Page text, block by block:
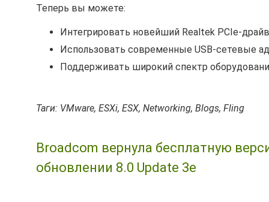
Теперь вы можете:
Интегрировать новейший Realtek PCIe-
Использовать современные USB-сетевые
Поддерживать широкий спектр
Таги: VMware, ESXi, ESX, Networking, Blogs, Fling
Broadcom вернула бесплатную
обновлении 8.0 Update 3e